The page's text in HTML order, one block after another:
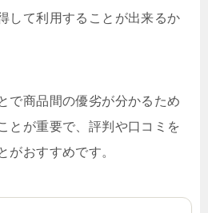
して利用することが出来るか
で商品間の優劣が分かるため
とが重要で、評判や口コミを
がおすすめです。